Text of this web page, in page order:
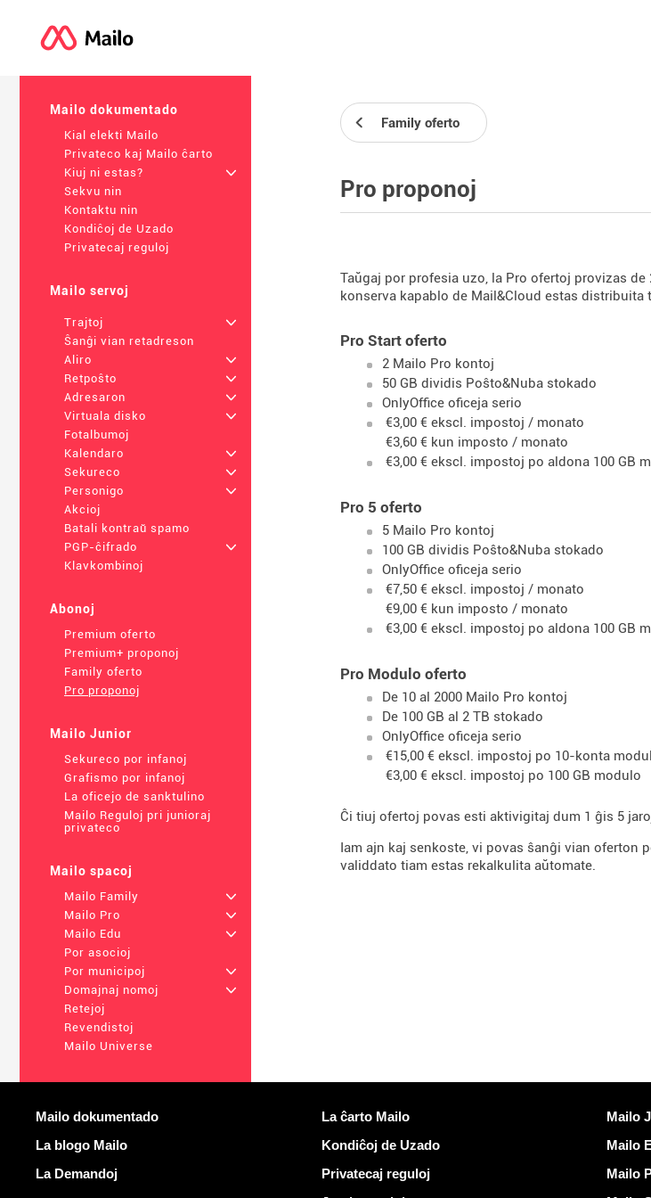
Mailo dokumentado
Kial elekti Mailo
Privateco kaj Mailo ĉarto
Kiuj ni estas?
+
Sekvu nin
Kontaktu nin
Kondiĉoj de Uzado
Privatecaj reguloj
Mailo servoj
Trajtoj
+
Ŝanĝi vian retadreson
Aliro
+
Retpoŝto
+
Adresaron
+
Virtuala disko
+
Fotalbumoj
Kalendaro
+
Sekureco
+
Personigo
+
Akcioj
Batali kontraŭ spamo
PGP-ĉifrado
+
Klavkombinoj
Abonoj
Premium oferto
Premium+ proponoj
Family oferto
Pro proponoj
Mailo Junior
Sekureco por infanoj
Grafismo por infanoj
La oficejo de sanktulino
Mailo Reguloj pri junioraj
privateco
Mailo spacoj
Mailo Family
+
Mailo Pro
+
Mailo Edu
+
Por asocioj
Por municipoj
+
Domajnaj nomoj
+
Retejoj
Revendistoj
Mailo Universe
Family oferto
Pro proponoj
Taŭgaj por profesia uzo, la Pro ofertoj provizas
konserva kapablo de Mail&Cloud estas
Pro Start oferto
2 Mailo Pro kontoj
50 GB dividis Poŝto&Nuba stokado
OnlyOffice oficeja serio
€3,00 € ekscl. impostoj / monato
€3,60 € kun imposto / monato
€3,00 € ekscl. impostoj po aldona 100 GB
Pro 5 oferto
5 Mailo Pro kontoj
100 GB dividis Poŝto&Nuba stokado
OnlyOffice oficeja serio
€7,50 € ekscl. impostoj / monato
€9,00 € kun imposto / monato
€3,00 € ekscl. impostoj po aldona 100 GB
Pro Modulo oferto
De 10 al 2000 Mailo Pro kontoj
De 100 GB al 2 TB stokado
OnlyOffice oficeja serio
€15,00 € ekscl. impostoj po 10-konta
€3,00 € ekscl. impostoj po 100 GB modulo
Ĉi tiuj ofertoj povas esti aktivigitaj dum 1 ĝis 5
Iam ajn kaj senkoste, vi povas ŝanĝi vian oferton
validdato tiam estas rekalkulita aŭtomate.
Pliaj informoj
Mailo dokumentado
La blogo Mailo
La Demandoj
Utilaj ligiloj
La ĉarto Mailo
Kondiĉoj de Uzado
Privatecaj reguloj
Mailo
Mailo
Mailo